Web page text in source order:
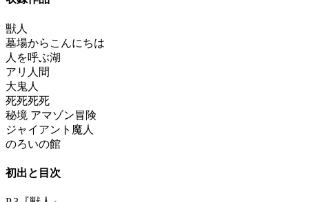
獣人
墓場からこんにちは
人を呼ぶ湖
アリ人間
大鬼人
死死死死
秘境 アマゾン冒険
ジャイアント魔人
のろいの館
初出と目次